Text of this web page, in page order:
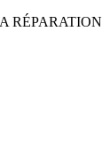
RÉPARATION